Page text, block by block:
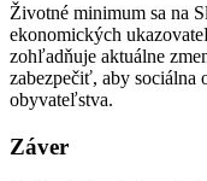
Životné minimum sa na
ekonomických
zohľadňuje aktuálne
zabezpečiť, aby sociálna
obyvateľstva.
Záver